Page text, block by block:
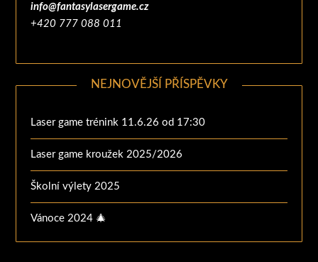
info@fantasylasergame.cz
+420 777 088 011
NEJNOVĚJŠÍ PŘÍSPĚVKY
Laser game trénink 11.6.26 od 17:30
Laser game kroužek 2025/2026
Školní výlety 2025
Vánoce 2024 🎄